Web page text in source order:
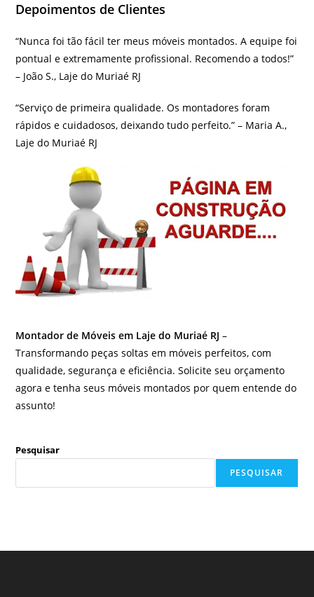
Depoimentos de Clientes
“Nunca foi tão fácil ter meus móveis montados. A equipe foi
pontual e extremamente profissional. Recomendo a todos!”
– João S., Laje do Muriaé RJ
“Serviço de primeira qualidade. Os montadores foram
rápidos e cuidadosos, deixando tudo perfeito.” – Maria A.,
Laje do Muriaé RJ
Montador de Móveis em Laje do Muriaé RJ –
Transformando peças soltas em móveis perfeitos, com
qualidade, segurança e eficiência. Solicite seu orçamento
agora e tenha seus móveis montados por quem entende do
assunto!
Pesquisar
PESQUISAR